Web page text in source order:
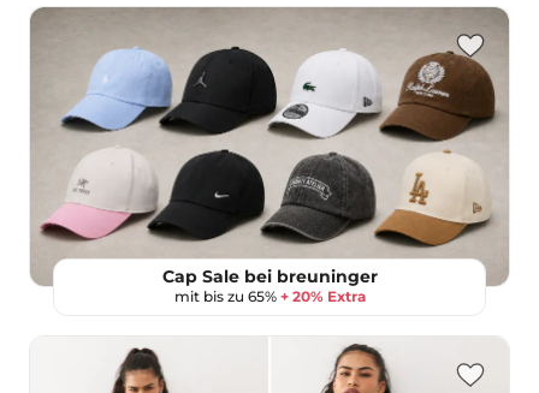
Cap Sale bei breuninger
mit bis zu 65% + 20% Extra